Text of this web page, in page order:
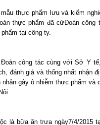
thực phẩm lưu và kiểm
thực phẩm đã cửĐoàn
tại công ty.
công tác cùng với Sở Y
đánh giá và thống nhất nhận
gây ô nhiễm thực phẩm và
là bữa ăn trưa ngày7/4/2015